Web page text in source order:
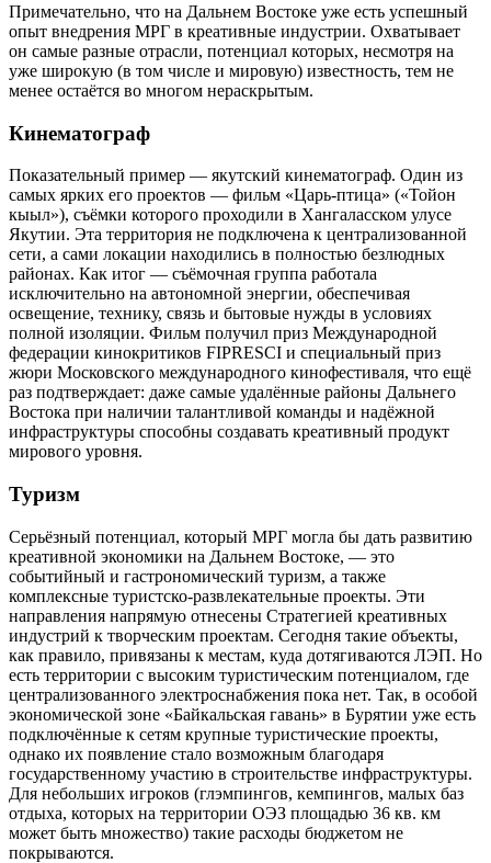
Примечательно, что на Дальнем Востоке уже есть успешный
опыт внедрения МРГ в креативные индустрии. Охватывает
он самые разные отрасли, потенциал которых, несмотря на
уже широкую (в том числе и мировую) известность, тем не
менее остаётся во многом нераскрытым.
Кинематограф
Показательный пример — якутский кинематограф. Один из
самых ярких его проектов — фильм «Царь-птица» («Тойон
кыыл»), съёмки которого проходили в Хангаласском улусе
Якутии. Эта территория не подключена к централизованной
сети, а сами локации находились в полностью безлюдных
районах. Как итог — съёмочная группа работала
исключительно на автономной энергии, обеспечивая
освещение, технику, связь и бытовые нужды в условиях
полной изоляции. Фильм получил приз Международной
федерации кинокритиков FIPRESCI и специальный приз
жюри Московского международного кинофестиваля, что ещё
раз подтверждает: даже самые удалённые районы Дальнего
Востока при наличии талантливой команды и надёжной
инфраструктуры способны создавать креативный продукт
мирового уровня.
Туризм
Серьёзный потенциал, который МРГ могла бы дать развитию
креативной экономики на Дальнем Востоке, — это
событийный и гастрономический туризм, а также
комплексные туристско-развлекательные проекты. Эти
направления напрямую отнесены Стратегией креативных
индустрий к творческим проектам. Сегодня такие объекты,
как правило, привязаны к местам, куда дотягиваются ЛЭП. Но
есть территории с высоким туристическим потенциалом, где
централизованного электроснабжения пока нет. Так, в особой
экономической зоне «Байкальская гавань» в Бурятии уже есть
подключённые к сетям крупные туристические проекты,
однако их появление стало возможным благодаря
государственному участию в строительстве инфраструктуры.
Для небольших игроков (глэмпингов, кемпингов, малых баз
отдыха, которых на территории ОЭЗ площадью 36 кв. км
может быть множество) такие расходы бюджетом не
покрываются.